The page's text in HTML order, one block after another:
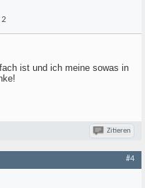
2
ist und ich meine sowas in
Zitieren
#4